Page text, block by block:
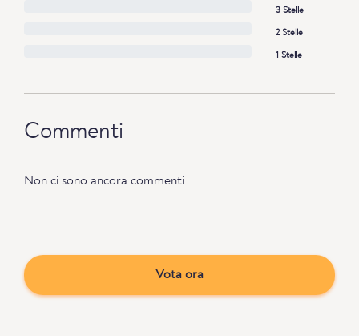
3 Stelle
2 Stelle
1 Stelle
Commenti
Non ci sono ancora commenti
Vota ora